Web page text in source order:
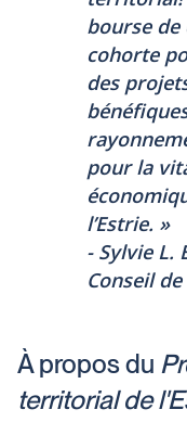
bourse
cohorte
des
pour la
l’Estrie. »
- Sylvie L.
Conseil
À propos du
territorial de